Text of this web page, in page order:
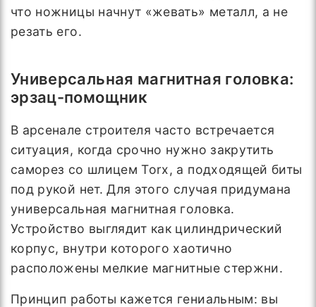
что ножницы начнут «жевать» металл, а не
резать его.
Универсальная магнитная головка:
эрзац-помощник
В арсенале строителя часто встречается
ситуация, когда срочно нужно закрутить
саморез со шлицем Torx, а подходящей биты
под рукой нет. Для этого случая придумана
универсальная магнитная головка.
Устройство выглядит как цилиндрический
корпус, внутри которого хаотично
расположены мелкие магнитные стержни.
Принцип работы кажется гениальным: вы